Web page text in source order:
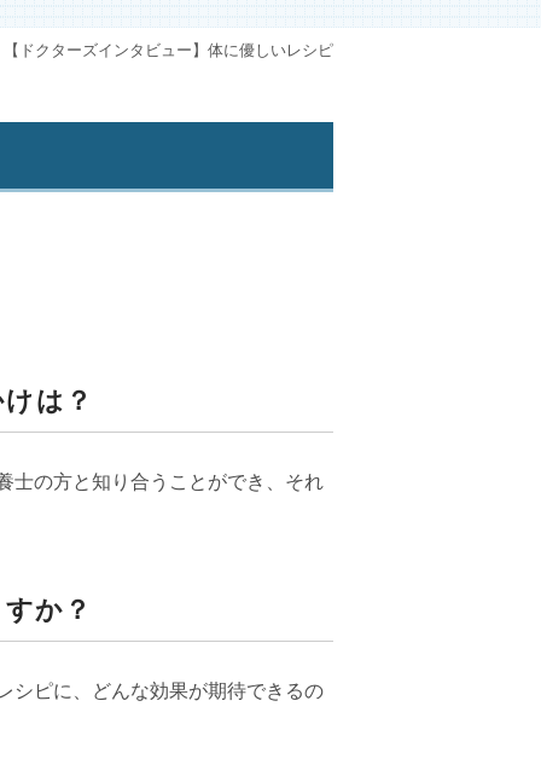
【ドクターズインタビュー】体に優しいレシピ
は？
士の方と知り合うことができ、それ
か？
シピに、どんな効果が期待できるの